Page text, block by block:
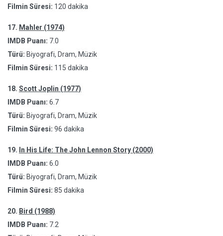
Filmin Süresi: 120 dakika
17. Mahler (1974)
IMDB Puanı: 7.0
Türü: Biyografi, Dram, Müzik
Filmin Süresi: 115 dakika
18. Scott Joplin (1977)
IMDB Puanı: 6.7
Türü: Biyografi, Dram, Müzik
Filmin Süresi: 96 dakika
19. In His Life: The John Lennon Story (2000)
IMDB Puanı: 6.0
Türü: Biyografi, Dram, Müzik
Filmin Süresi: 85 dakika
20. Bird (1988)
IMDB Puanı: 7.2